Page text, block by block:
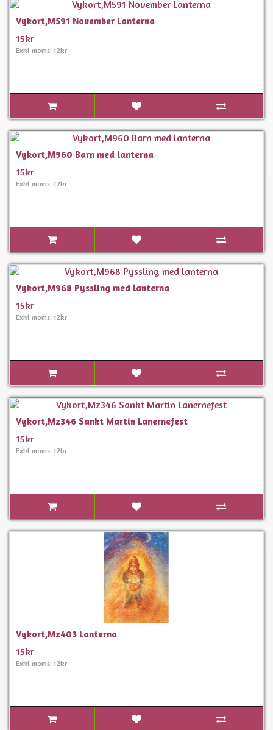
Vykort,M591 November Lanterna
15kr
Exkl moms: 12kr
Vykort,M960 Barn med lanterna
15kr
Exkl moms: 12kr
Vykort,M968 Pyssling med lanterna
15kr
Exkl moms: 12kr
Vykort,Mz346 Sankt Martin Lanernefest
15kr
Exkl moms: 12kr
Vykort,Mz403 Lanterna
15kr
Exkl moms: 12kr